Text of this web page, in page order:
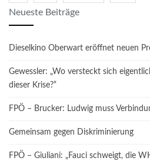
Neueste Beiträge
Dieselkino Oberwart eröffnet neuen
Gewessler: „Wo versteckt sich
dieser Krise?“
FPÖ – Brucker: Ludwig muss
Gemeinsam gegen Diskriminierung
FPÖ – Giuliani: „Fauci schweigt, die